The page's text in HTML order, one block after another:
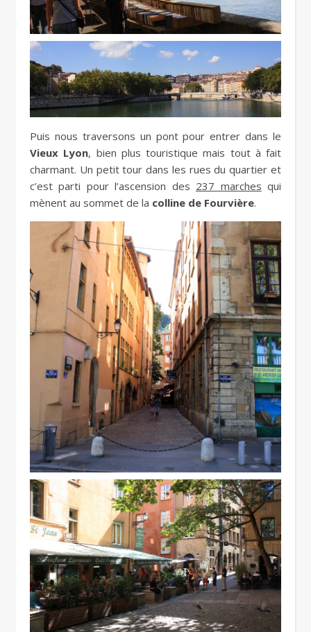
Puis nous traversons un pont pour entrer dans le
Vieux Lyon, bien plus touristique mais tout à fait
charmant. Un petit tour dans les rues du quartier et
c’est parti pour l’ascension des 237 marches qui
mènent au sommet de la colline de Fourvière.